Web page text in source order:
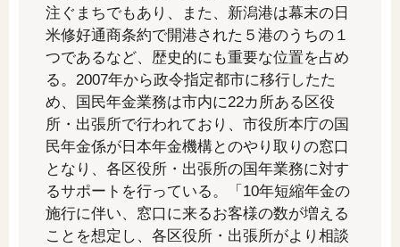
「家計」に関する記事
「暮らし」に関する記事
くらしすとについて
協会事業案内
注ぐまちでもあり、また、新潟港は幕末の日
米修好通商条約で開港された５港のうちの１
つであるなど、歴史的にも重要な位置を占め
る。2007年から政令指定都市に移行したた
め、国民年金業務は市内に22カ所ある区役
所・出張所で行われており、市役所本庁の国
民年金係が日本年金機構とのやり取りの窓口
となり、各区役所・出張所の国年業務に対す
るサポートを行っている。「10年短縮年金の
施行に伴い、窓口に来るお客様の数が増える
ことを想定し、各区役所・出張所がより相談